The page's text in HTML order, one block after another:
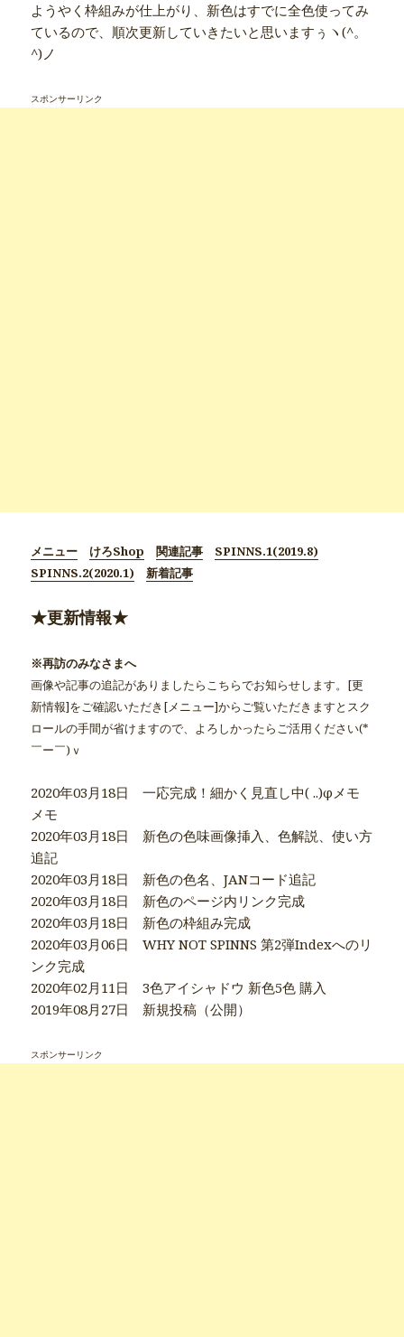
ようやく枠組みが仕上がり、新色はすでに全色使ってみ
ているので、順次更新していきたいと思いますぅヽ(^。
^)ノ
スポンサーリンク
メニュー けろShop 関連記事
SPINNS.1(2019.8)
SPINNS.2(2020.1)
新着記事
★更新情報★
※再訪のみなさまへ
画像や記事の追記がありましたらこちらでお知らせします。[更
新情報]をご確認いただき[メニュー]からご覧いただきますとスク
ロールの手間が省けますので、よろしかったらご活用ください(*
￣ー￣)ｖ
2020年03月18日 一応完成！細かく見直し中( ..)φメモ
メモ
2020年03月18日 新色の色味画像挿入、色解説、使い方
追記
2020年03月18日 新色の色名、JANコード追記
2020年03月18日 新色のページ内リンク完成
2020年03月18日 新色の枠組み完成
2020年03月06日 WHY NOT SPINNS 第2弾Indexへのリ
ンク完成
2020年02月11日 3色アイシャドウ 新色5色 購入
2019年08月27日 新規投稿（公開）
スポンサーリンク